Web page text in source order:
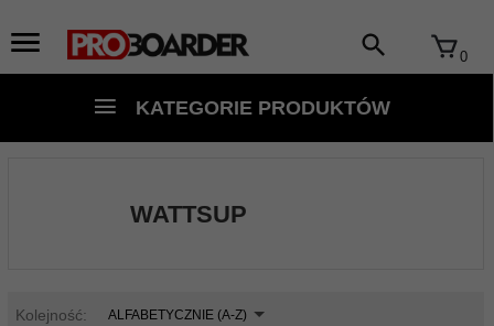
0
KATEGORIE PRODUKTÓW
WATTSUP
Kolejność: sortALFABETYCZNIE (A-Z)